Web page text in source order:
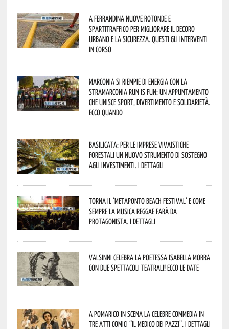
A Ferrandina nuove rotonde e
spartitraffico per migliorare il decoro
urbano e la sicurezza. Questi gli interventi
in corso
Marconia si riempie di energia con la
StraMarconia Run is Fun: un appuntamento
che unisce sport, divertimento e solidarietà.
Ecco quando
Basilicata: per le imprese vivaistiche
forestali un nuovo strumento di sostegno
agli investimenti. I dettagli
Torna il ‘Metaponto beach festival’ e come
sempre la musica reggae farà da
protagonista. I dettagli
Valsinni celebra la poetessa Isabella Morra
con due spettacoli teatrali! Ecco le date
A Pomarico in scena la celebre commedia in
tre atti comici “Il medico dei pazzi”. I dettagli